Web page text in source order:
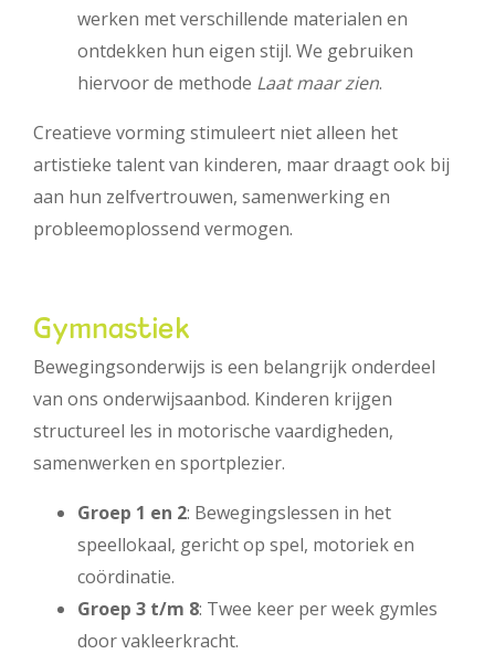
werken met verschillende materialen en
ontdekken hun eigen stijl. We gebruiken
hiervoor de methode Laat maar zien.
Creatieve vorming stimuleert niet alleen het
artistieke talent van kinderen, maar draagt ook bij
aan hun zelfvertrouwen, samenwerking en
probleemoplossend vermogen.
Gymnastiek
Bewegingsonderwijs is een belangrijk onderdeel
van ons onderwijsaanbod. Kinderen krijgen
structureel les in motorische vaardigheden,
samenwerken en sportplezier.
Groep 1 en 2: Bewegingslessen in het
speellokaal, gericht op spel, motoriek en
coördinatie.
Groep 3 t/m 8: Twee keer per week gymles
door vakleerkracht.